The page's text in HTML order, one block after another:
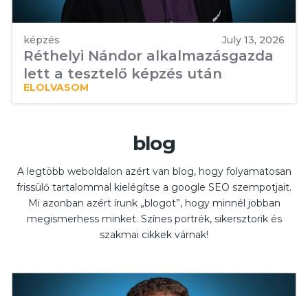
képzés July 13, 2026
Réthelyi Nándor alkalmazásgazda
lett a tesztelő képzés után
ELOLVASOM
blog
A legtöbb weboldalon azért van blog, hogy folyamatosan
frissülő tartalommal kielégítse a google SEO szempotjait.
Mi azonban azért írunk „blogot”, hogy minnél jobban
megismerhess minket. Színes portrék, sikersztorik és
szakmai cikkek várnak!